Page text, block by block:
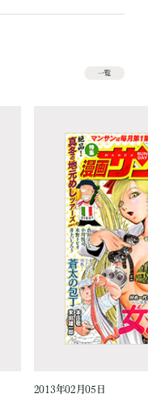
一覧
2013年02月05日